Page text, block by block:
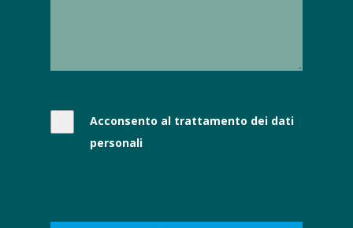
Acconsento al trattamento dei dati
personali